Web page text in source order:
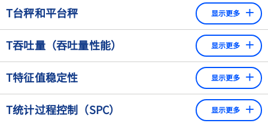
作），必须考虑到当没有达到临界传送带速度时，检测灵
敏度会因此降低。
T台秤和平台秤 显示更多
工业用的台秤和平台秤可以分为不同的类别。整秤或案秤，
除了实际的称重传感器或称重系统外，还包含一个显示和评
估单元，称重结果在上面显示。茵泰科还提供可用于称重的
平台但不包括显示单元或相关的称重电气件。而是可以通过
串行口直接连接到PC或PLC系统。整秤和案秤可以通过各种
RS 232、RS 485串行接口、现场总线接口或以太网TCP/IP连
T吞吐量（吞吐量性能） 显示更多
每单位时间内可使用自动检重秤检测的产品数量（例如，300
件/分钟）。吞吐量是设置自动检重秤的基础参数，因为它被
用来计算几个重要的参数，如皮带速度。
T特征值稳定性 显示更多
秤在规定范围内的操作时间内，在负载不变的情况下保持读
数不变的能力。
T统计过程控制（SPC） 显示更多